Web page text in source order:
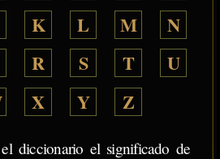
K L M
N
R S T
U
X Y Z
diccionario el significado de